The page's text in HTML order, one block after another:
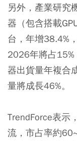
另外，產業研究
器（包含搭載
台，年增38.4%
2026年將占15%
器出貨量年複合
量將成長46%。
TrendForce表示
流，市占率約